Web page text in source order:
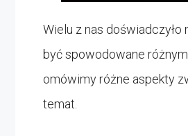
Wielu z nas
być spowodowane
omówimy różne aspekty
temat.